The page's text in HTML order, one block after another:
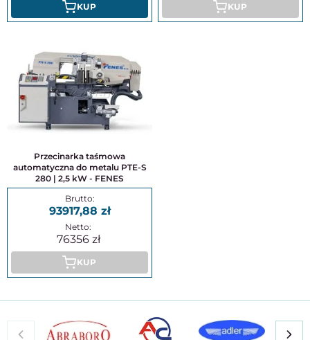
KUP KUP
Przecinarka taśmowa
automatyczna do metalu PTE-S
280 | 2,5 kW - FENES
93917,88
76356
KUP